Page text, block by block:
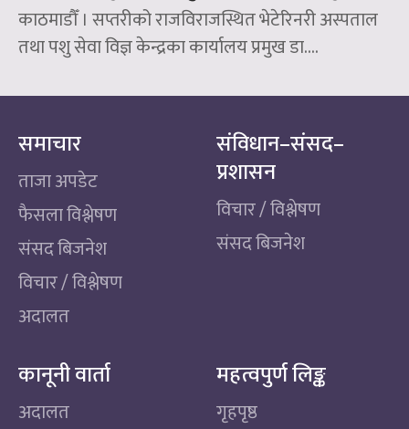
काठमाडौँ । सप्तरीको राजविराजस्थित भेटेरिनरी अस्पताल
तथा पशु सेवा विज्ञ केन्द्रका कार्यालय प्रमुख डा....
समाचार
ताजा अपडेट
फैसला विश्लेषण
संसद बिजनेश
विचार / विश्लेषण
अदालत
संविधान–संसद–
प्रशासन
विचार / विश्लेषण
संसद बिजनेश
कानूनी वार्ता
अदालत
महत्वपुर्ण लिङ्क
गृहपृष्ठ